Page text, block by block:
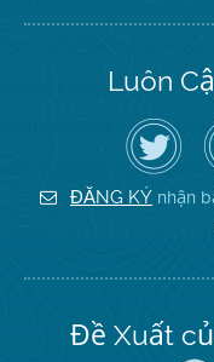
Luôn
Hãy
theo
dõi
Địa
Hạt
Không
ĐĂNG KÝ nhận
Đề Xuất